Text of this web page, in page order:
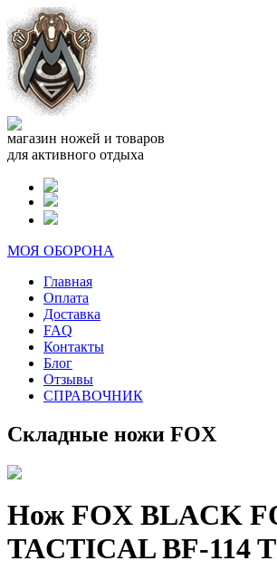
магазин ножей и товаров
для активного отдыха
МОЯ ОБОРОНА
Главная
Оплата
Доставка
FAQ
Контакты
Блог
Отзывы
СПРАВОЧНИК
Складные ножи FOX
Нож FOX BLACK
TACTICAL BF-114 T